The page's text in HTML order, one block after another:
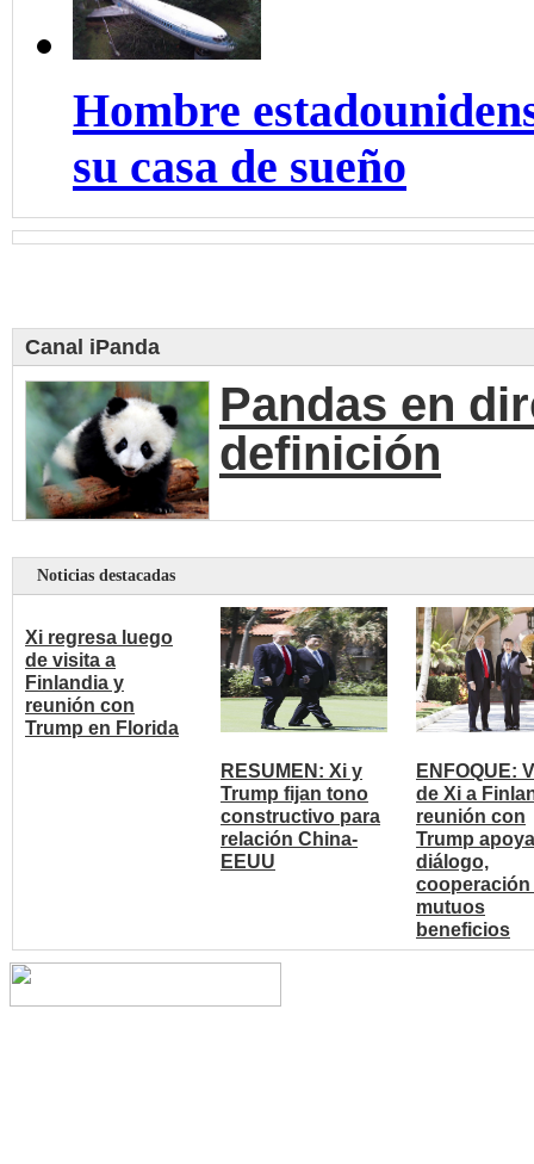
Hombre
su casa de sueño
Canal iPanda
Pandas en
definición
Noticias destacadas
Xi regresa luego
de visita a
Finlandia y
reunión con
Trump en Florida
RESUMEN: Xi y
Trump fijan tono
constructivo para
relación China-
EEUU
ENFOQUE:
de Xi a
reunión con
Trump
diálogo,
cooperación
mutuos
beneficios